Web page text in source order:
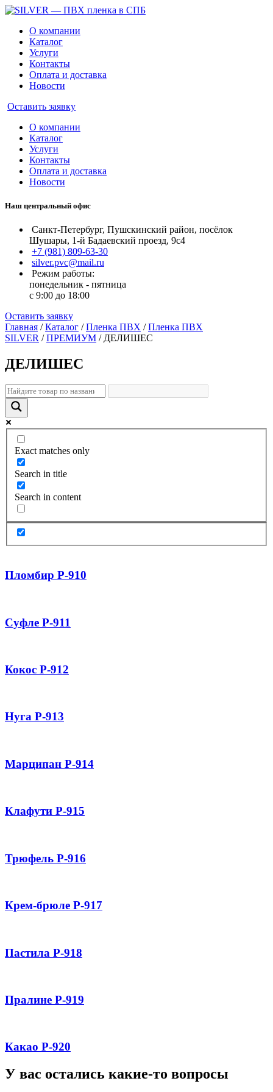
О компании
Каталог
Услуги
Контакты
Оплата и доставка
Новости
Оставить заявку
О компании
Каталог
Услуги
Контакты
Оплата и доставка
Новости
Наш центральный офис
Санкт-Петербург, Пушскинский район, посёлок
Шушары, 1-й Бадаевский проезд, 9с4
+7 (981) 809-63-30
silver.pvc@mail.ru
Режим работы:
понедельник - пятница
с 9:00 до 18:00
Оставить заявку
Главная /Каталог /Пленка ПВХ /Пленка ПВХ
SILVER /ПРЕМИУМ / ДЕЛИШЕС
ДЕЛИШЕС
Exact matches only
Search in title
Search in content
Пломбир Р-910
Суфле Р-911
Кокос Р-912
Нуга Р-913
Марципан Р-914
Клафути Р-915
Трюфель Р-916
Крем-брюле Р-917
Пастила Р-918
Пралине Р-919
Какао Р-920
У вас остались какие-то вопросы